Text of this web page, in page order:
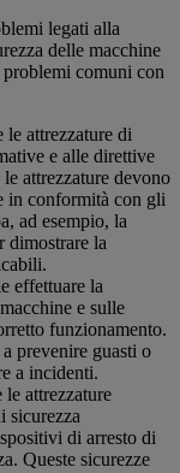
legati alla
delle macchine
comuni con
le attrezzature di
e alle direttive
attrezzature devono
in conformità con gli
ad esempio, la
dimostrare la
effettuare la
e sulle
funzionamento.
prevenire guasti o
a incidenti.
le attrezzature
sicurezza
di arresto di
Queste sicurezze